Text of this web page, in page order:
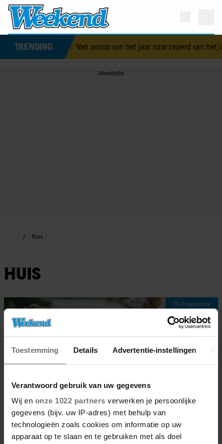
Toestemming Details Advertentie-instellingen
Verantwoord gebruik van uw gegevens
Wij en onze 1022 partners verwerken je persoonlijke
gegevens (bijv. uw IP-adres) met behulp van
technologieën zoals cookies om informatie op uw
apparaat op te slaan en te gebruiken met als doel
TRENDING
Borsato-misser: ‘Van scoop van het jaar naar zeperd van het
Huis
HUIS
TV-programma